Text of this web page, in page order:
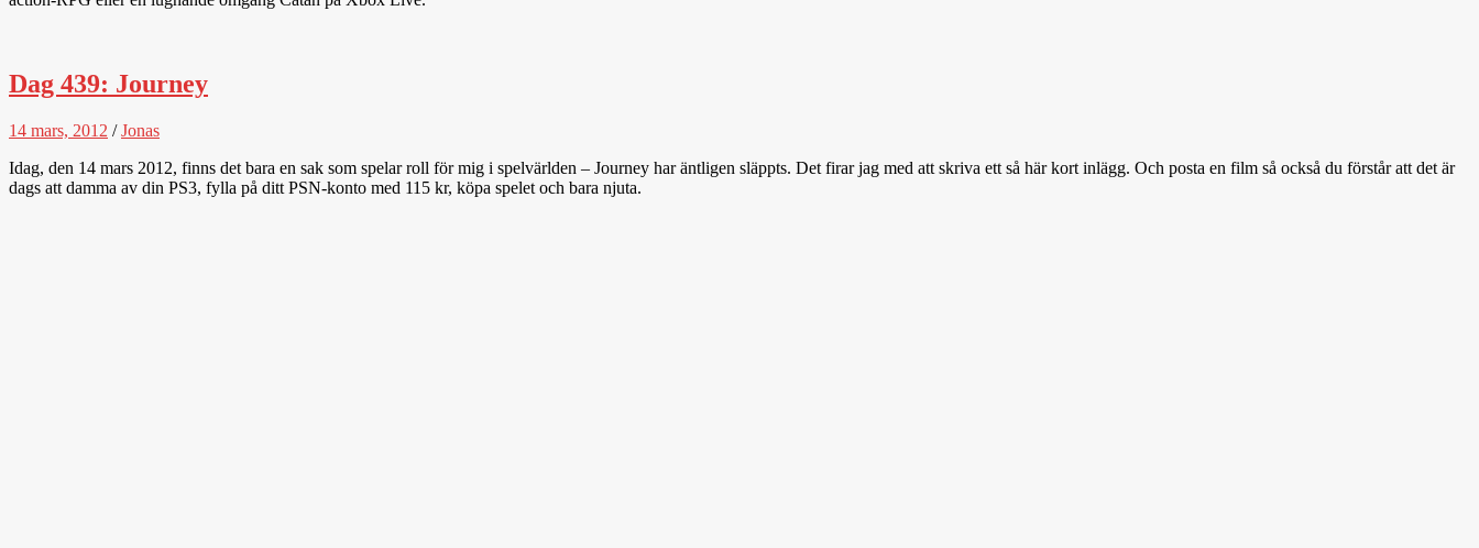
Dag 439: Journey
14 mars, 2012 /Jonas
Idag, den 14 mars 2012, finns det bara en sak som spelar roll för mig i spelvärlden – Journey har äntligen släppts. Det firar jag med att skriva ett så här kort inlägg. Och posta en film så också du förstår att det är
dags att damma av din PS3, fylla på ditt PSN-konto med 115 kr, köpa spelet och bara njuta.